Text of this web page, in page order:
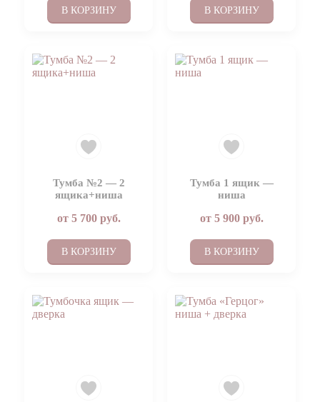
В КОРЗИНУ В КОРЗИНУ
Тумба №2 — 2
ящика+ниша
от 5 700руб.
В КОРЗИНУ
Тумба 1 ящик —
ниша
от 5 900руб.
В КОРЗИНУ